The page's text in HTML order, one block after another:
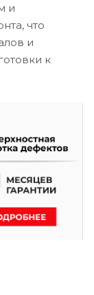
и
что
и
к